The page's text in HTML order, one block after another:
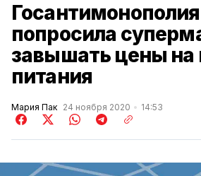
Госантимонополия
попросила
завышать цены на
питания
Мария Пак 24 ноября 2020 14:53